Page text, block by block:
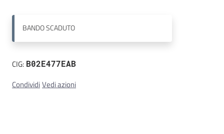
BANDOSCADUTO
CIG: B02E477EAB
CondividiVedi azioni